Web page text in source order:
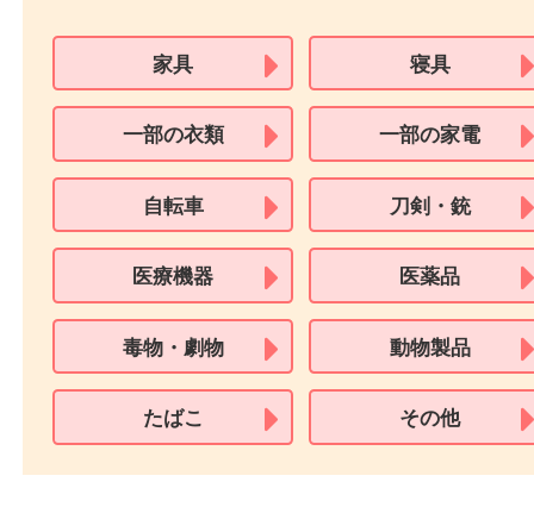
特別永住者証明書 パスポート
（日本政府発行のも
住民基本台帳カード
※在留カードは消費税法改正に伴い令和3年10月1日より、本人確認書
用できません。
※身分証明書の住所に相違がある場合、ご本人様名義の現住所が確認
必要となります。
※18歳未満のお客様からの買取はいたしません。